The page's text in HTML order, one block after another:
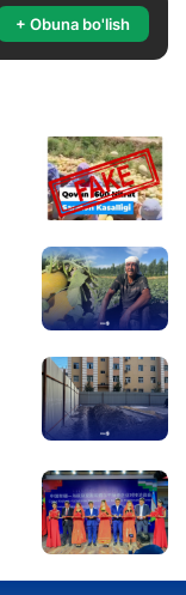
+ Obuna bo'lish